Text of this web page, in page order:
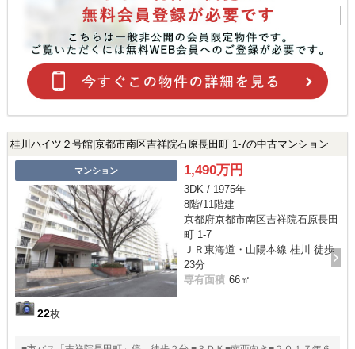
桂川ハイツ２号館|京都市南区吉祥院石原長田町 1-7の中古マンション
マンション
22枚
1,490万円
3DK / 1975年
8階/11階建
京都府京都市南区吉祥院石原長田
町 1-7
ＪＲ東海道・山陽本線 桂川 徒歩
23分
専有面積 66㎡